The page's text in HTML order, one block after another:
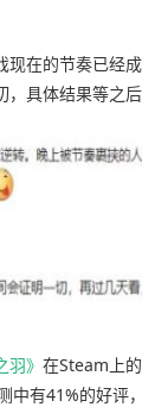
现在的节奏已经
具体结果等之
》 在Steam上
中有41%的好评